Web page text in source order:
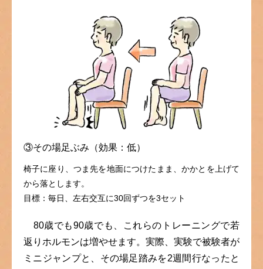
③その場足ぶみ（効果：低）
椅子に座り、つま先を地面につけたまま、かかとを上げて
から落とします。
目標：毎日、左右交互に30回ずつを3セット
80歳でも90歳でも、これらのトレーニングで若
返りホルモンは増やせます。実際、実験で被験者が
ミニジャンプと、その場足踏みを2週間行なったと